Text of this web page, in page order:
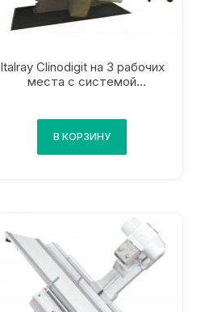
Italray Clinodigit на 3 рабочих
места с системой
В КОРЗИНУ